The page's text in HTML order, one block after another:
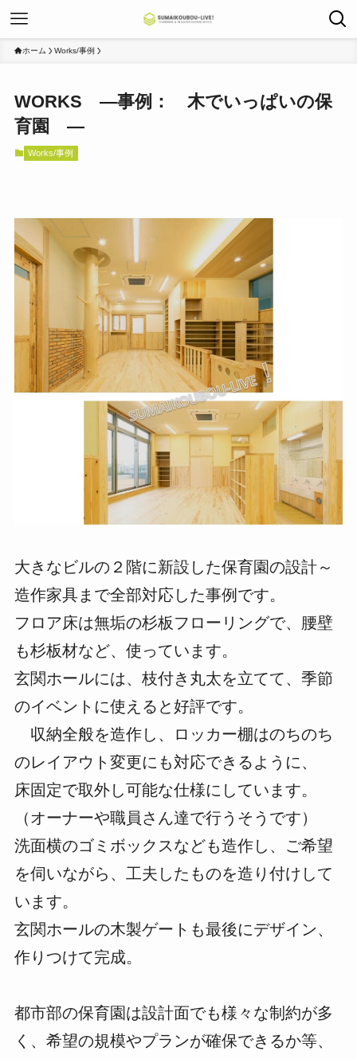
ホーム Works/事例
WORKS ―事例： 木でいっぱいの保
育園 ―
Works/事例
大きなビルの２階に新設した保育園の設計～
造作家具まで全部対応した事例です。
フロア床は無垢の杉板フローリングで、腰壁
も杉板材など、使っています。
玄関ホールには、枝付き丸太を立てて、季節
のイベントに使えると好評です。
収納全般を造作し、ロッカー棚はのちのち
のレイアウト変更にも対応できるように、
床固定で取外し可能な仕様にしています。
（オーナーや職員さん達で行うそうです）
洗面横のゴミボックスなども造作し、ご希望
を伺いながら、工夫したものを造り付けして
います。
玄関ホールの木製ゲートも最後にデザイン、
作りつけて完成。
都市部の保育園は設計面でも様々な制約が多
く、希望の規模やプランが確保できるか等、